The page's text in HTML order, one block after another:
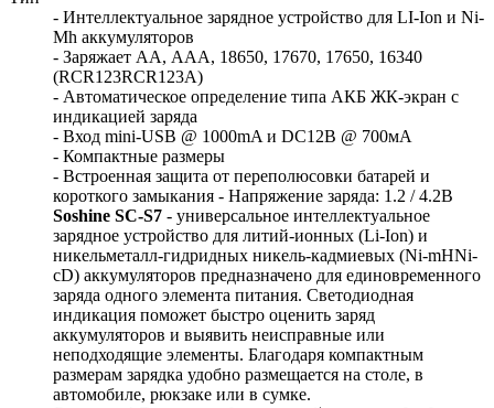
- Интеллектуальное зарядное устройство для LI-Ion и Ni-
Mh аккумуляторов
- Заряжает АА, ААА, 18650, 17670, 17650, 16340
(RCR123RCR123A)
- Автоматическое определение типа АКБ ЖК-экран с
индикацией заряда
- Вход mini-USB @ 1000mA и DC12В @ 700мА
- Компактные размеры
- Встроенная защита от переполюсовки батарей и
короткого замыкания - Напряжение заряда: 1.2 / 4.2В
Soshine SC-S7 - универсальное интеллектуальное
зарядное устройство для литий-ионных (Li-Ion) и
никельметалл-гидридных никель-кадмиевых (Ni-mHNi-
cD) аккумуляторов предназначено для единовременного
заряда одного элемента питания. Светодиодная
индикация поможет быстро оценить заряд
аккумуляторов и выявить неисправные или
неподходящие элементы. Благодаря компактным
размерам зарядка удобно размещается на столе, в
автомобиле, рюкзаке или в сумке.